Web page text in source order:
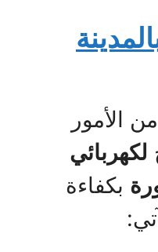
الأمور
لكهربائي
بكفاءة